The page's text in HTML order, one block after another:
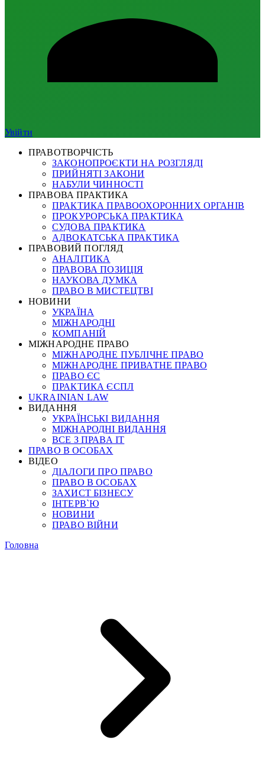
Увійти
ПРАВОТВОРЧІСТЬ
ЗАКОНОПРОЄКТИ НА РОЗГЛЯДІ
ПРИЙНЯТІ ЗАКОНИ
НАБУЛИ ЧИННОСТІ
ПРАВОВА ПРАКТИКА
ПРАКТИКА ПРАВООХОРОННИХ ОРГАНІВ
ПРОКУРОРСЬКА ПРАКТИКА
СУДОВА ПРАКТИКА
АДВОКАТСЬКА ПРАКТИКА
ПРАВОВИЙ ПОГЛЯД
АНАЛІТИКА
ПРАВОВА ПОЗИЦІЯ
НАУКОВА ДУМКА
ПРАВО В МИСТЕЦТВІ
НОВИНИ
УКРАЇНА
МІЖНАРОДНІ
КОМПАНІЙ
МІЖНАРОДНЕ ПРАВО
МІЖНАРОДНЕ ПУБЛІЧНЕ ПРАВО
МІЖНАРОДНЕ ПРИВАТНЕ ПРАВО
ПРАВО ЄС
ПРАКТИКА ЄСПЛ
UKRAINIAN LAW
ВИДАННЯ
УКРАЇНСЬКІ ВИДАННЯ
МІЖНАРОДНІ ВИДАННЯ
ВСЕ З ПРАВА ІТ
ПРАВО В ОСОБАХ
ВІДЕО
ДІАЛОГИ ПРО ПРАВО
ПРАВО В ОСОБАХ
ЗАХИСТ БІЗНЕСУ
ІНТЕРВ`Ю
НОВИНИ
ПРАВО ВІЙНИ
Головна